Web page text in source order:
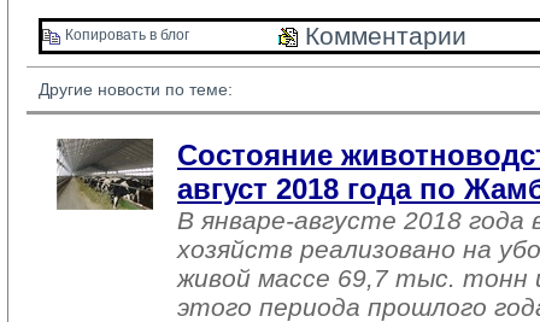
Копировать в блог Комментарии
Другие новости по теме:
Состояние
август 2018 года по
В январе-августе 2018 года
хозяйств реализовано на
живой массе 69,7 тыс. тонн
этого периода прошлого